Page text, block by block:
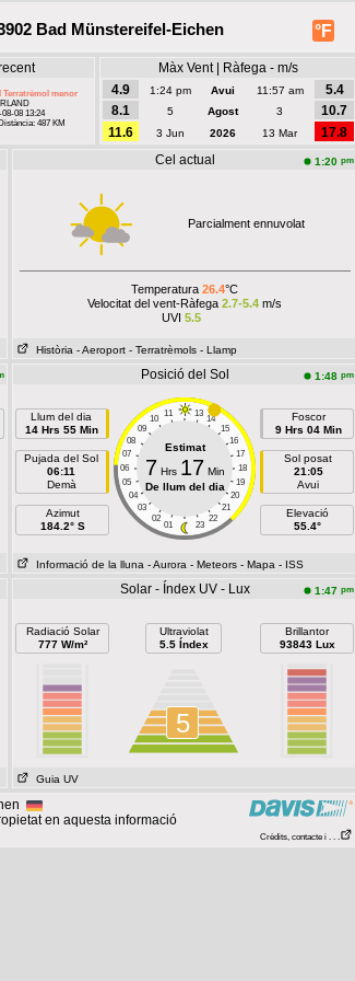
°F
Bad Münstereifel-Eichen
Terratrèmol menor
08 13:24
487 KM
Màx Vent | Ràfega - m/s
4.9
1:24 pm Avui 11:57 am
5.4
8.1
5 Agost 3
10.7
11.6
3 Jun 2026 13 Mar
17.8
Cel actual 1:20 pm
Parcialment ennuvolat
Temperatura 26.4°C
Velocitat del vent-Ràfega 2.7-5.4 m/s
UVI 5.5
Història - Aeroport - Terratrèmols - Llamp
Posició del Sol 1:48 pm
Llum del dia
14 Hrs 55 Min
Pujada del Sol
06:11
Demà
Azimut
184.2° S
11 13
10
14
09
15
08
16
07
17
06
18
05
19
04
20
03
21
02
22
01 23
Estimat
7 Hrs 17 Min
De llum del dia
Foscor
9 Hrs 04 Min
Sol posat
21:05
Avui
Elevació
55.4°
Informació de la lluna - Aurora - Meteors - Mapa - ISS
Solar - Índex UV - Lux 1:47 pm
Radiació Solar
777 W/m²
Ultraviolat
5.5 Índex
5
Brillantor
93843 Lux
Guia UV
en aquesta informació
Crèdits, contacte i . . .